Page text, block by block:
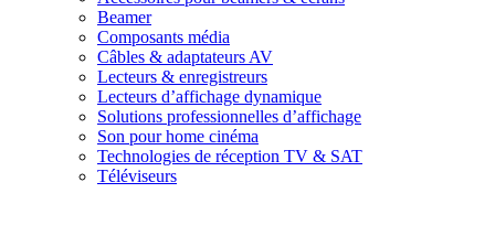
Beamer
Composants média
Câbles & adaptateurs AV
Lecteurs & enregistreurs
Lecteurs d’affichage dynamique
Solutions professionnelles d’affichage
Son pour home cinéma
Technologies de réception TV & SAT
Téléviseurs